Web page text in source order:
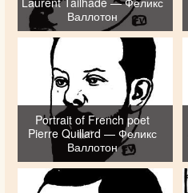
Валлотон
Portrait of French poet
Pierre Quillard — Феликс
Валлотон